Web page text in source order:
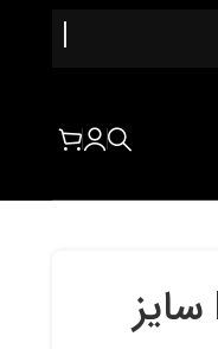
بند اپل واچ برند LEATHER LOOP سايز